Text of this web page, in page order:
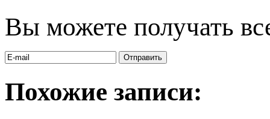
Вы можете получать
Похожие записи: